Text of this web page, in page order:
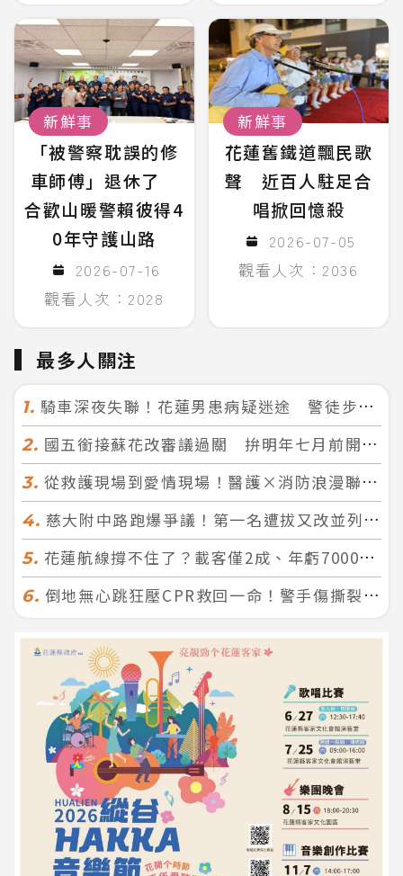
新鮮事
「被警察耽誤的修
車師傅」退休了
合歡山暖警賴彼得4
0年守護山路
2026-07-16
觀看人次：2028
新鮮事
花蓮舊鐵道飄民歌
聲 近百人駐足合
唱掀回憶殺
2026-07-05
觀看人次：2036
最多人關注
1. 騎車深夜失聯！花蓮男患病疑迷途 警徒步百米急尋救回一命
2. 國五銜接蘇花改審議過關 拚明年七月前開工！台北花蓮2小時生活圈成形
3. 從救護現場到愛情現場！醫護×消防浪漫聯誼 32人配對成功5對
4. 慈大附中路跑爆爭議！第一名遭拔又改並列 家長怒：難以接受
5. 花蓮航線撐不住了？載客僅2成、年虧7000萬 華信喊：真的快飛不下去
6. 倒地無心跳狂壓CPR救回一命！警手傷撕裂仍不放手 竟救到藝人何篤霖哥哥